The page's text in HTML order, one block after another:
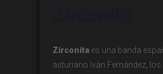
Zirconita es una banda
asturiano Iván Fernández,